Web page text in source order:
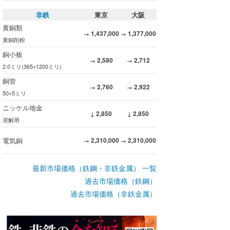
非鉄 東京
大阪
黄銅類
黄銅削粉
→ 1,437,000 → 1,377,000
銅小板
2.0ミリ(365×1200ミリ)
→ 2,580 → 2,712
銅管
50×5ミリ
→ 2,760 → 2,922
ニッケル地金
溶解用
↓ 2,850 ↓ 2,850
電気銅 → 2,310,000 → 2,310,000
最新市場価格（鉄鋼・非鉄金属） 一覧
過去市場価格（鉄鋼）
過去市場価格（非鉄金属）